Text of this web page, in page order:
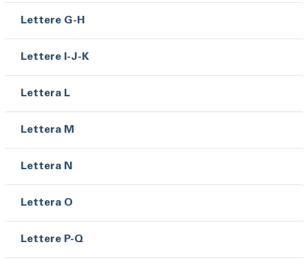
Lettere G-H
Lettere I-J-K
Lettera L
Lettera M
Lettera N
Lettera O
Lettere P-Q